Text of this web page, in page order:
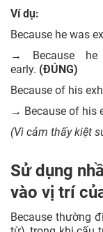
Ví dụ:
Because he was
→ Because
early. (ĐÚNG)
Because of his
→ Because of his
(Vì cảm thấy kiệt
Sử dụng
vào vị trí
Because thường